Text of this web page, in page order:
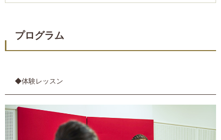
プログラム
◆体験レッスン